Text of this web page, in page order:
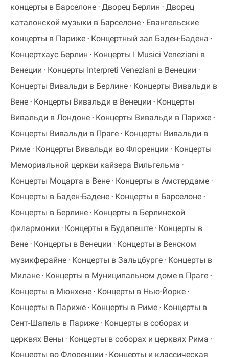
концерты в Барселоне Дворец Берлин
Дворец
каталонской музыки в Барселоне
Евангельские
концерты в Париже
Концертный зал Баден-Бадена
Концертхаус Берлин
Концерты I Musici Veneziani в
Венеции
Концерты Interpreti Veneziani в Венеции
Концерты Вивальди в Берлине
Концерты Вивальди в
Вене
Концерты Вивальди в Венеции
Концерты
Вивальди в Лондоне
Концерты Вивальди в Париже
Концерты Вивальди в Праге
Концерты Вивальди в
Риме
Концерты Вивальди во Флоренции
Концерты
Мемориальной церкви кайзера Вильгельма
Концерты Моцарта в Вене
Концерты в Амстердаме
Концерты в Баден-Бадене
Концерты в Барселоне
Концерты в Берлине
Концерты в Берлинской
филармонии
Концерты в Будапеште
Концерты в
Вене
Концерты в Венеции
Концерты в Венском
музикферайне
Концерты в Зальцбурге
Концерты в
Милане
Концерты в Муниципальном доме в Праге
Концерты в Мюнхене
Концерты в Нью-Йорке
Концерты в Париже
Концерты в Риме
Концерты в
Сент-Шапель в Париже
Концерты в соборах и
церквях Вены
Концерты в соборах и церквях Рима
Концерты во Флоренции
Концерты и классическая